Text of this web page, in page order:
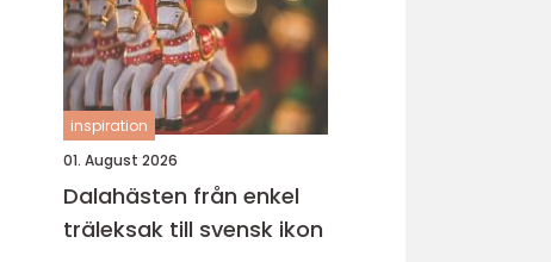
inspiration
01. August 2026
Dalahästen från enkel
träleksak till svensk ikon